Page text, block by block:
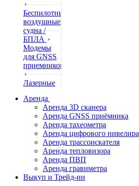
Беспилотные
воздушные
судна /
БПЛА
Модемы
для GNSS
приемников
Лазерные
Нивелиры
Теодолиты
Трассоискатели
Неразрушающий
контроль
Аксессуары
Аренда
Аренда 3D сканера
Аренда GNSS приёмника
Аренда тахеометра
Аренда цифрового нивелира
Аренда трассоискателя
Аренда тепловизора
Аренда ПВП
Аренда гравиметра
Выкуп и Трейд-ин